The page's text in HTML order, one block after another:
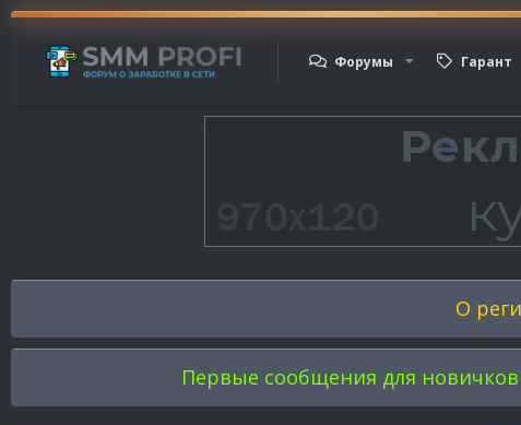
Форумы Гарант
О
Первые сообщения для